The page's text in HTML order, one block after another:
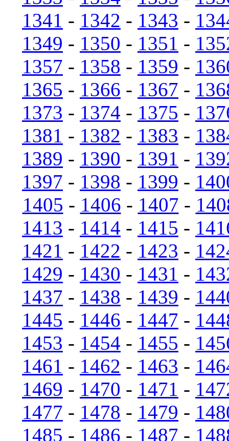
1341 - 1342 - 1343 -
1349 - 1350 - 1351 -
1357 - 1358 - 1359 -
1365 - 1366 - 1367 -
1373 - 1374 - 1375 -
1381 - 1382 - 1383 -
1389 - 1390 - 1391 -
1397 - 1398 - 1399 -
1405 - 1406 - 1407 -
1413 - 1414 - 1415 -
1421 - 1422 - 1423 -
1429 - 1430 - 1431 -
1437 - 1438 - 1439 -
1445 - 1446 - 1447 -
1453 - 1454 - 1455 -
1461 - 1462 - 1463 -
1469 - 1470 - 1471 -
1477 - 1478 - 1479 -
1485 - 1486 - 1487 -